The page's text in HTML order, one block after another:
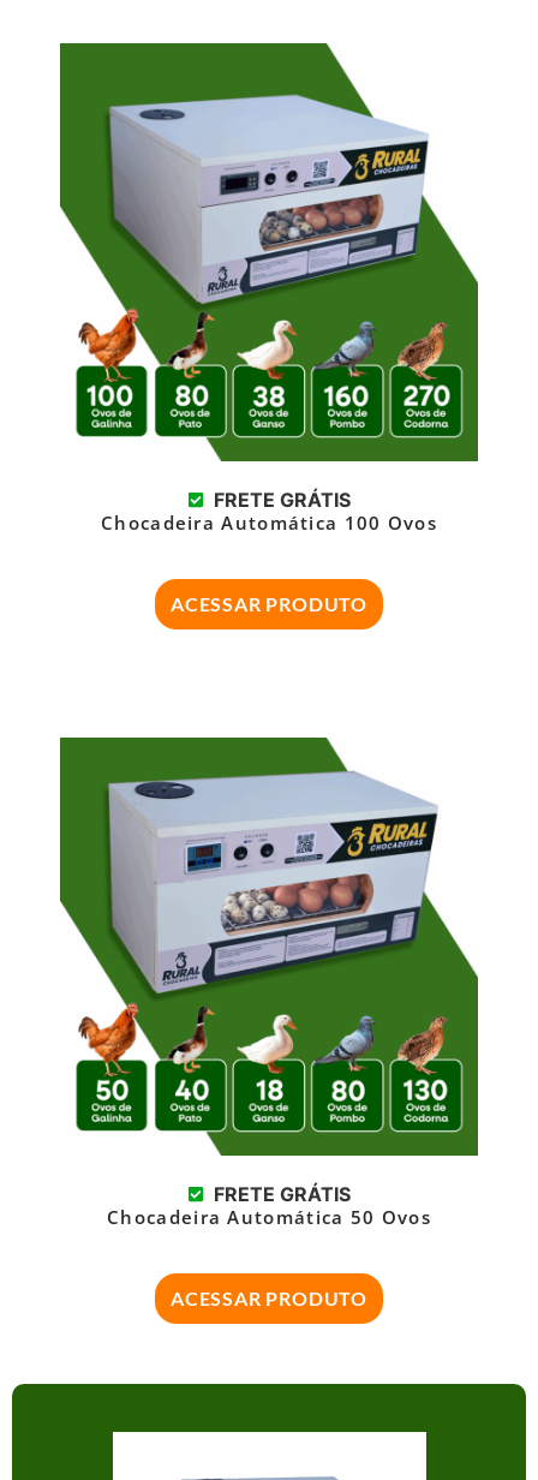
FRETE GRÁTIS
Chocadeira Automática 100 Ovos
ACESSAR PRODUTO
FRETE GRÁTIS
Chocadeira Automática 50 Ovos
ACESSAR PRODUTO